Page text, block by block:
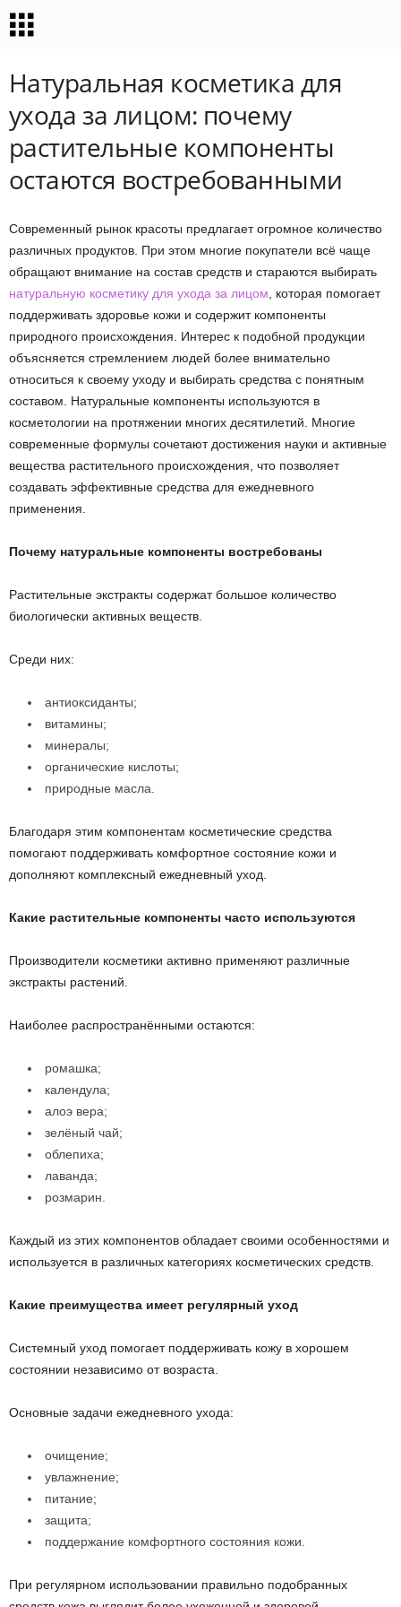
Натуральная косметика для
ухода за лицом: почему
растительные компоненты
остаются востребованными
Современный рынок красоты предлагает огромное количество
различных продуктов. При этом многие покупатели всё чаще
обращают внимание на состав средств и стараются выбирать
натуральную косметику для ухода за лицом , которая помогает
поддерживать здоровье кожи и содержит компоненты
природного происхождения. Интерес к подобной продукции
объясняется стремлением людей более внимательно
относиться к своему уходу и выбирать средства с понятным
составом. Натуральные компоненты используются в
косметологии на протяжении многих десятилетий. Многие
современные формулы сочетают достижения науки и активные
вещества растительного происхождения, что позволяет
создавать эффективные средства для ежедневного
применения.
Почему натуральные компоненты востребованы
Растительные экстракты содержат большое количество
биологически активных веществ.
Среди них:
антиоксиданты;
витамины;
минералы;
органические кислоты;
природные масла.
Благодаря этим компонентам косметические средства
помогают поддерживать комфортное состояние кожи и
дополняют комплексный ежедневный уход.
Какие растительные компоненты часто используются
Производители косметики активно применяют различные
экстракты растений.
Наиболее распространёнными остаются:
ромашка;
календула;
алоэ вера;
зелёный чай;
облепиха;
лаванда;
розмарин.
Каждый из этих компонентов обладает своими особенностями и
используется в различных категориях косметических средств.
Какие преимущества имеет регулярный уход
Системный уход помогает поддерживать кожу в хорошем
состоянии независимо от возраста.
Основные задачи ежедневного ухода:
очищение;
увлажнение;
питание;
защита;
поддержание комфортного состояния кожи.
При регулярном использовании правильно подобранных